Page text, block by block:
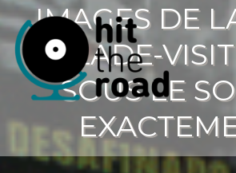
IMAGES DE
BALADE-
SOUS LE